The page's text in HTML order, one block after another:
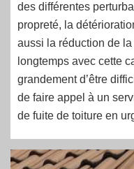
des différentes
propreté, la
aussi la réduction de
longtemps avec cette
grandement d’être
de faire appel à un
de fuite de toiture en